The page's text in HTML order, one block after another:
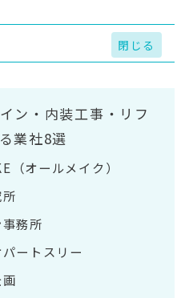
ン・内装工事・リフ
業社8選
（オールメイク）
務所
ートスリー